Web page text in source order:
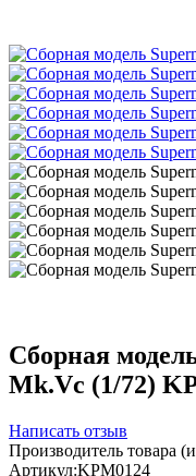
Сборная
Mk.Vc (1/72)
Написать отзыв
Производитель товара
Артикул:KPM0124